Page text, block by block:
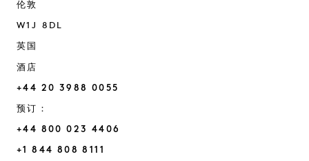
伦敦
W1J 8DL
英国
酒店
+44 20 3988 0055
预订：
+44 800 023 4406
+1 844 808 8111